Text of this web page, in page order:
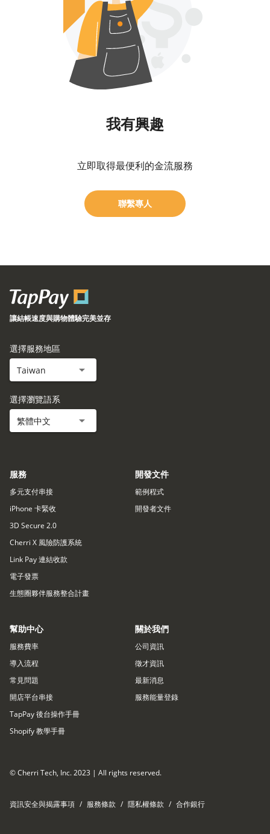
我有興趣​
立即取得最便利的金流服務​
聯繫專人
讓結帳速度與購物體驗完美並存
選擇服務地區
Taiwan
選擇瀏覽語系
繁體中文
服務
多元支付串接
iPhone 卡緊收
3D Secure 2.0
Cherri X 風險防護系統
Link Pay 連結收款
電子發票
生態圈夥伴服務整合計畫
開發文件
範例程式
開發者文件
幫助中心
服務費率
導入流程
常見問題
開店平台串接​
TapPay 後台操作手冊
Shopify 教學手冊
關於我們
公司資訊
徵才資訊
最新消息
服務能量登錄
© Cherri Tech, Inc. 2023 | All rights reserved.
資訊安全與揭露事項 / 服務條款 / 隱私權條款 / 合作銀行